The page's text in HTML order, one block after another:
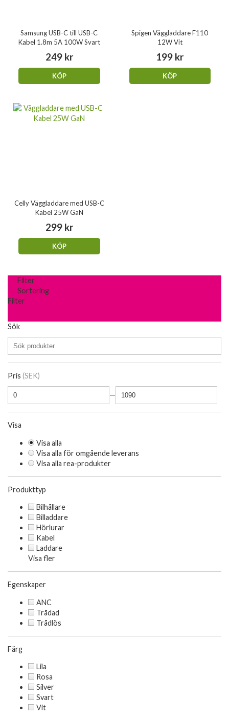
Samsung USB-C till USB-C
Kabel 1.8m 5A 100W Svart
249 kr
KÖP
Spigen Väggladdare F110
12W Vit
199 kr
KÖP
Celly Väggladdare med USB-C
Kabel 25W GaN
299 kr
KÖP
Filter
Sortering
Filter
Sök
Pris (SEK)
—
Visa
Visa alla
Visa alla för omgående leverans
Visa alla rea-produkter
Produkttyp
Bilhållare
Billaddare
Hörlurar
Kabel
Laddare
Visa fler
Egenskaper
ANC
Trådad
Trådlös
Färg
Lila
Rosa
Silver
Svart
Vit